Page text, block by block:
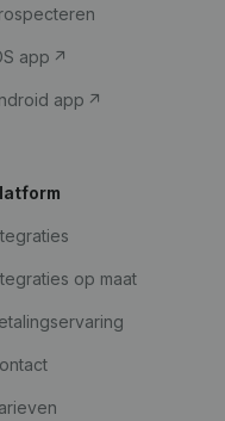
app
app
op maat